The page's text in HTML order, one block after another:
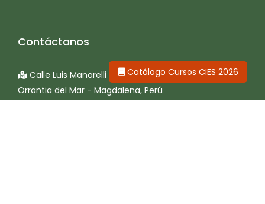
Contáctanos
Calle Luis Manarelli 1100
Orrantia del Mar - Magdalena, Perú
Catálogo Cursos CIES 2026